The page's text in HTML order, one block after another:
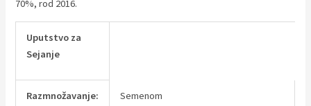
70%, rod 2016.
Uputstvo za
Sejanje
Razmnožavanje: Semenom